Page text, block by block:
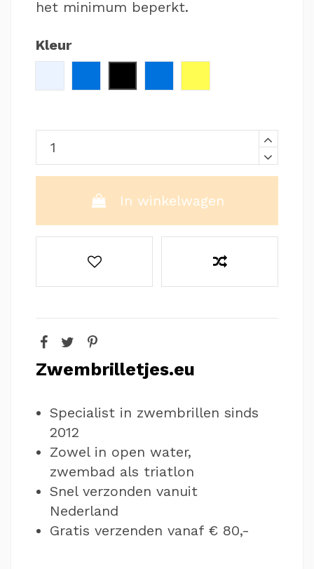
het minimum beperkt.
Kleur
In winkelwagen
Zwembrilletjes.eu
Specialist in zwembrillen sinds
2012
Zowel in open water,
zwembad als triatlon
Snel verzonden vanuit
Nederland
Gratis verzenden vanaf € 80,-